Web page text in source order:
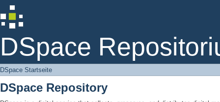
DSpace
DSpace Startseite
DSpace Startseite
DSpace Repository